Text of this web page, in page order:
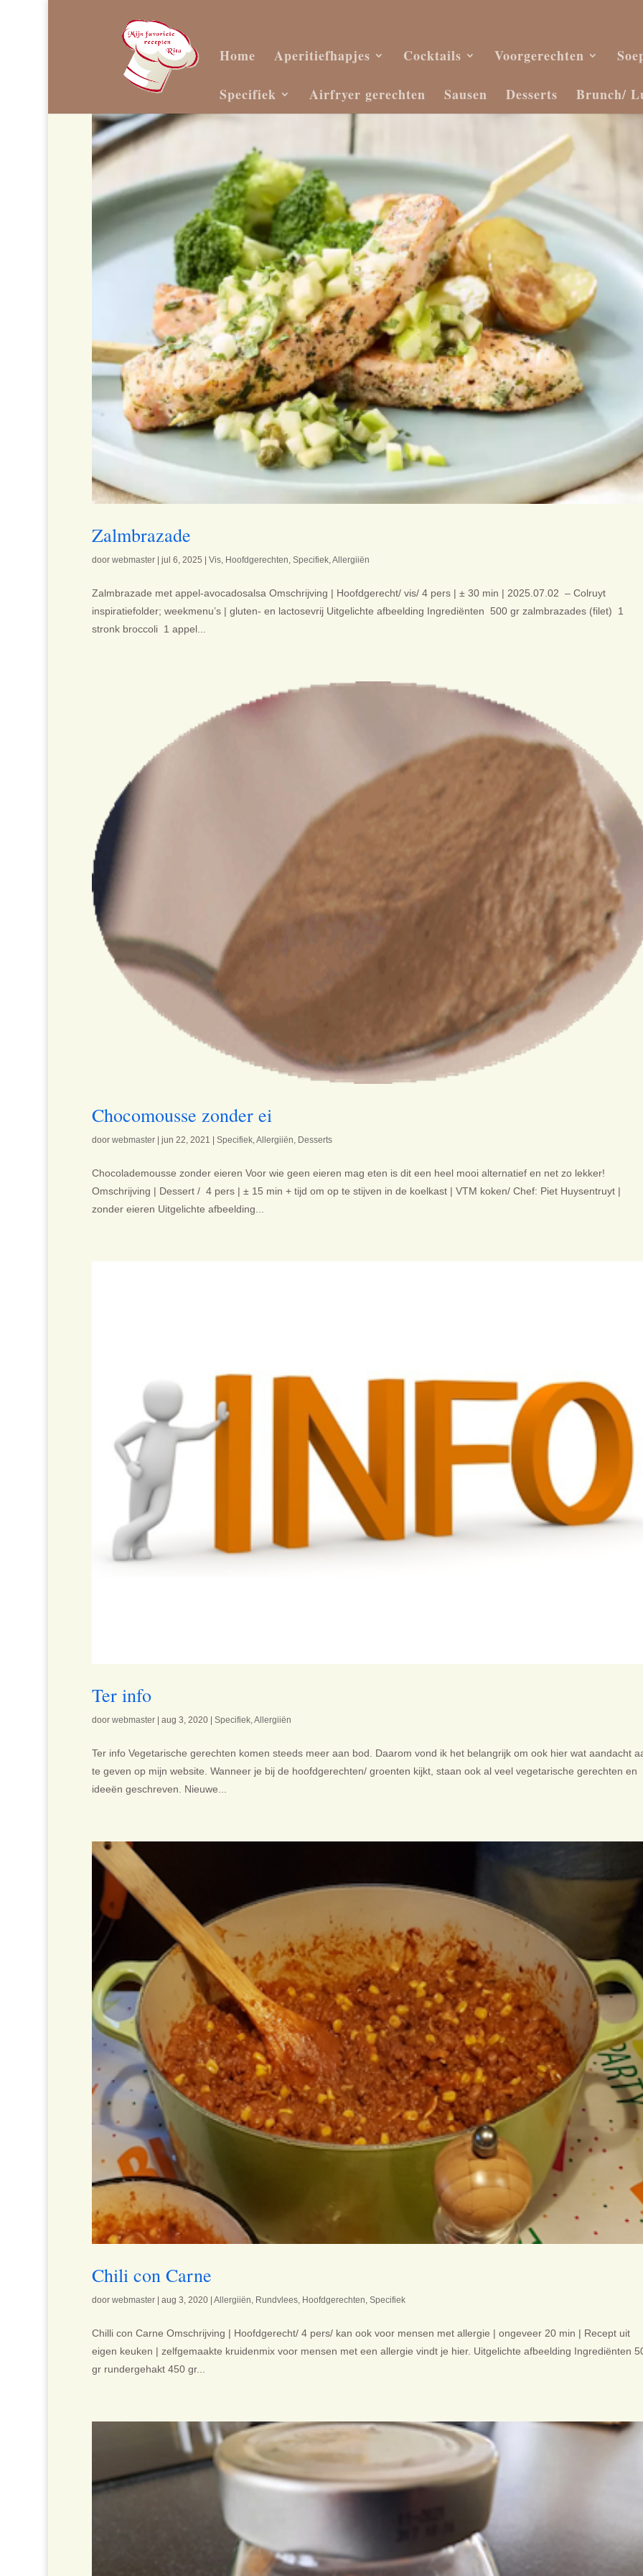
Home Aperitiefhapjes Cocktails Voorgerechten
Specifiek Airfryer gerechten Sausen Desserts Brunch/
Zalmbrazade
door webmaster| jul 6, 2025 Vis, Hoofdgerechten, Specifiek,Allergiiën
Zalmbrazade met appel-avocadosalsa Omschrijving | Hoofdgerecht/ vis/ 4 pers | ± 30 min | 2025.07.02 – Colruyt
inspiratiefolder; weekmenu’s | gluten- en lactosevrij Uitgelichte afbeelding Ingrediënten 500 gr zalmbrazades (filet) 1
stronk broccoli 1 appel...
Chocomousse zonder ei
door webmaster| jun 22, 2021 Specifiek,Allergiiën, Desserts
Chocolademousse zonder eieren Voor wie geen eieren mag eten is dit een heel mooi alternatief en net zo lekker!
Omschrijving | Dessert / 4 pers | ± 15 min + tijd om op te stijven in de koelkast | VTM koken/ Chef: Piet Huysentruyt |
zonder eieren Uitgelichte afbeelding...
Ter info
door webmaster| aug 3, 2020| Specifiek,Allergiiën
Ter info Vegetarische gerechten komen steeds meer aan bod. Daarom vond ik het belangrijk om ook hier wat aandacht
te geven op mijn website. Wanneer je bij de hoofdgerechten/ groenten kijkt, staan ook al veel vegetarische gerechten en
ideeën geschreven. Nieuwe...
Chili con Carne
door webmaster| aug 3, 2020| Allergiiën, Rundvlees, Hoofdgerechten, Specifiek
Chilli con Carne Omschrijving | Hoofdgerecht/ 4 pers/ kan ook voor mensen met allergie | ongeveer 20 min | Recept uit
eigen keuken | zelfgemaakte kruidenmix voor mensen met een allergie vindt je hier. Uitgelichte afbeelding Ingrediënten
gr rundergehakt 450 gr...